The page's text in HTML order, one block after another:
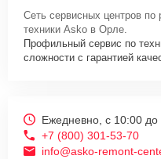
Сеть сервисных центров по
техники Asko в Орле.
Профильный сервис по
сложности с гарантией
Ежедневно, с 10:00 до
+7 (800) 301-53-70
info@asko-remont-